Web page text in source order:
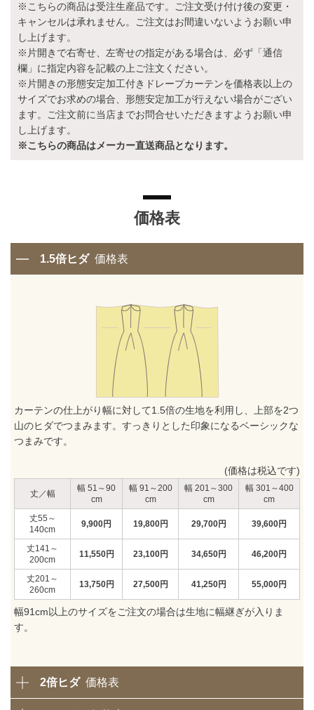
※こちらの商品は受注生産品です。ご注文受け付け後の変更・
キャンセルは承れません。ご注文はお間違いないようお願い申
し上げます。
※片開きで右寄せ、左寄せの指定がある場合は、必ず「通信
欄」に指定内容を記載の上ご注文ください。
※片開きの形態安定加工付きドレープカーテンを価格表以上の
サイズでお求めの場合、形態安定加工が行えない場合がござい
ます。ご注文前に当店までお問合せいただきますようお願い申
し上げます。
※こちらの商品はメーカー直送商品となります。
価格表
1.5倍ヒダ 価格表
カーテンの仕上がり幅に対して1.5倍の生地を利用し、上部を2つ
山のヒダでつまみます。すっきりとした印象になるベーシックな
つまみです。
(価格は税込です)
丈／幅
51～90 91～200 201～300 301～400
55～
140
9,900円 19,800円 29,700円 39,600円
141～
200
11,550円 23,100円 34,650円 46,200円
201～
260
13,750円 27,500円 41,250円 55,000円
幅91cm以上のサイズをご注文の場合は生地に幅継ぎが入りま
す。
2倍ヒダ 価格表